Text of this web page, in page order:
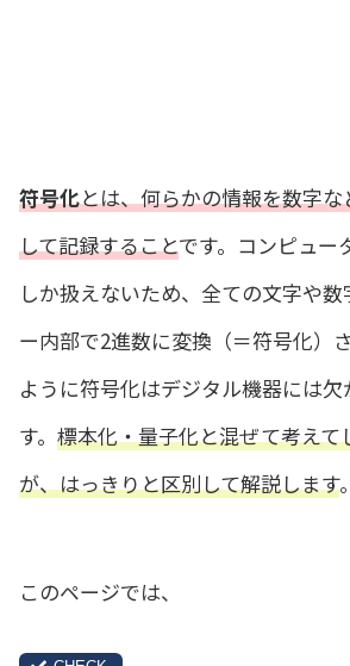
符号化とは、何らかの情報を数字
して記録することです。コンピュー
しか扱えないため、全ての文字や
ー内部で2進数に変換（＝符号化）
ように符号化はデジタル機器には
す。 標本化・量子化と混ぜて考えて
が、はっきりと区別して解説します。
このページでは、